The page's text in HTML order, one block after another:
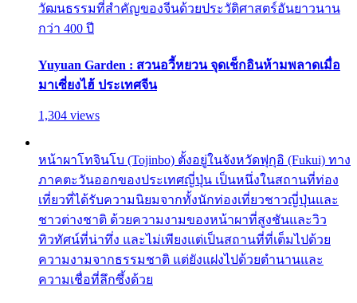
วัฒนธรรมที่สำคัญของจีนด้วยประวัติศาสตร์อันยาวนาน
กว่า 400 ปี
Yuyuan Garden : สวนอวี้หยวน จุดเช็กอินห้ามพลาดเมื่อ
มาเซี่ยงไฮ้ ประเทศจีน
1,304 views
หน้าผาโทจินโบ (Tojinbo) ตั้งอยู่ในจังหวัดฟุกุอิ (Fukui) ทาง
ภาคตะวันออกของประเทศญี่ปุ่น เป็นหนึ่งในสถานที่ท่อง
เที่ยวที่ได้รับความนิยมจากทั้งนักท่องเที่ยวชาวญี่ปุ่นและ
ชาวต่างชาติ ด้วยความงามของหน้าผาที่สูงชันและวิว
ทิวทัศน์ที่น่าทึ่ง และไม่เพียงแต่เป็นสถานที่ที่เต็มไปด้วย
ความงามจากธรรมชาติ แต่ยังแฝงไปด้วยตำนานและ
ความเชื่อที่ลึกซึ้งด้วย